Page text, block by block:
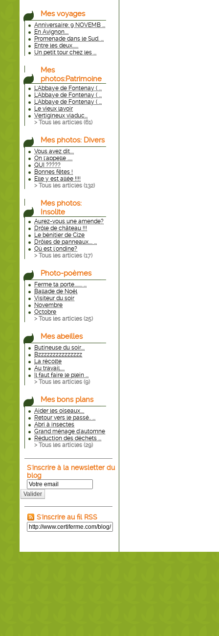
Mes voyages
Anniversaire: 9 NOVEMB ...
En Avignon....
Promenade dans le Sud. ...
Entre les deux......
Un petit tour chez les ...
Mes
photos:Patrimoine
L'Abbaye de Fontenay ( ...
L'Abbaye de Fontenay ( ...
L'Abbaye de Fontenay ( ...
Le vieux lavoir
Vertigineux viaduc...
> Tous les articles (61)
Mes photos: Divers
Vous avez dit....
On l'appelle .....
QUI ?????
Bonnes fêtes !
Elle y est allée !!!!
> Tous les articles (132)
Mes photos:
Insolite
Aurez-vous une amende?
Drôle de château !!!
Le bénitier de Cize
Drôles de panneaux.... ...
Où est l'ondine?
> Tous les articles (17)
Photo-poèmes
Ferme ta porte........ ...
Ballade de Noël
Visiteur du soir
Novembre
Octobre
> Tous les articles (25)
Mes abeilles
Butineuse du soir....
Bzzzzzzzzzzzzzzz
La récolte
Au travail.....
Il faut faire le plein ...
> Tous les articles (9)
Mes bons plans
Aider les oiseaux....
Retour vers le passé.. ...
Abri à insectes
Grand ménage d'automne
Réduction des déchets ...
> Tous les articles (29)
S'inscrire à la newsletter du
blog
Valider
S'inscrire au fil RSS